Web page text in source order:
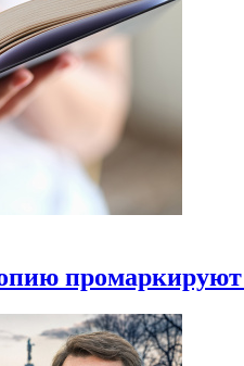
промаркируют